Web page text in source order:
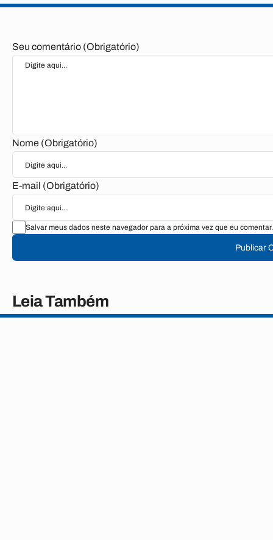
Seu comentário (Obrigatório)
Nome (Obrigatório)
E-mail (Obrigatório)
Salvar meus dados neste navegador para a próxima vez que eu comentar.
Publicar
Leia Também